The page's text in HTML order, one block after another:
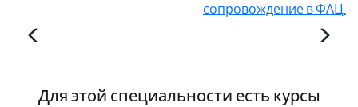
сопровождение в ФАЦ.
Для этой специальности есть курсы